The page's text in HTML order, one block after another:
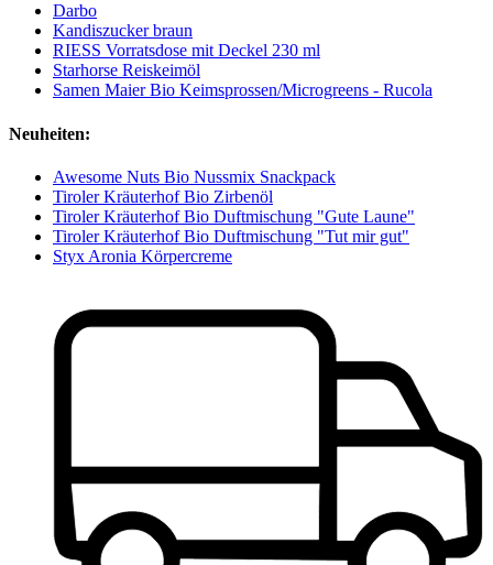
Darbo
Kandiszucker braun
RIESS Vorratsdose mit Deckel 230 ml
Starhorse Reiskeimöl
Samen Maier Bio Keimsprossen/Microgreens - Rucola
Neuheiten:
Awesome Nuts Bio Nussmix Snackpack
Tiroler Kräuterhof Bio Zirbenöl
Tiroler Kräuterhof Bio Duftmischung "Gute Laune"
Tiroler Kräuterhof Bio Duftmischung "Tut mir gut"
Styx Aronia Körpercreme